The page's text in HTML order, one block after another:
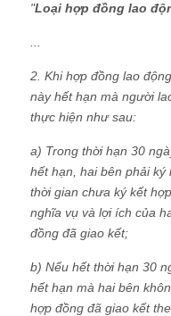
"Loại hợp đồng lao
2. Khi hợp đồng lao
này hết hạn mà người
thực hiện như sau:
a) Trong thời hạn 30
hết hạn, hai bên phải
thời gian chưa ký kết
nghĩa vụ và lợi ích của
đồng đã giao kết;
b) Nếu hết thời hạn 30
hết hạn mà hai bên
hợp đồng đã giao kết